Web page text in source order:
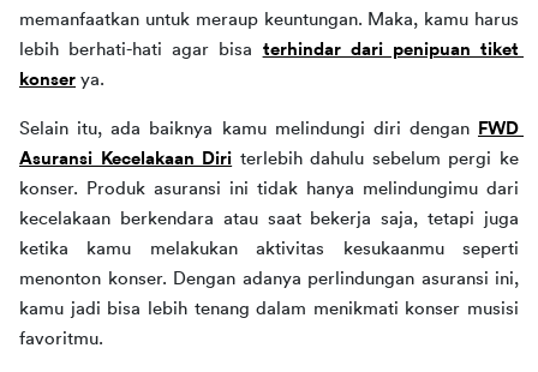
memanfaatkan untuk meraup keuntungan. Maka, kamu harus
lebih berhati-hati agar bisa terhindar dari penipuan tiket
konser ya.
Selain itu, ada baiknya kamu melindungi diri dengan
FWD
Asuransi Kecelakaan Diri terlebih dahulu sebelum pergi ke
konser. Produk asuransi ini tidak hanya melindungimu dari
kecelakaan berkendara atau saat bekerja saja, tetapi juga
ketika kamu melakukan aktivitas kesukaanmu seperti
menonton konser. Dengan adanya perlindungan asuransi ini,
kamu jadi bisa lebih tenang dalam menikmati konser musisi
favoritmu.